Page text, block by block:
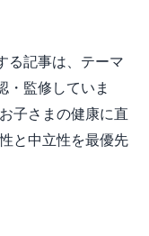
る記事は、テーマ
・監修していま
子さまの健康に直
と中立性を最優先